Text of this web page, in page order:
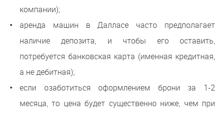
компании);
аренда машин в Далласе часто предполагает
наличие депозита, и чтобы его оставить,
потребуется банковская карта (именная кредитная,
а не дебитная);
если озаботиться оформлением брони за 1-2
месяца, то цена будет существенно ниже, чем при